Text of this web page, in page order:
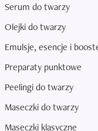
Serum do twarzy
Olejki do twarzy
Emulsje, esencje i
Preparaty punktowe
Peelingi do twarzy
Maseczki do twarzy
Maseczki klasyczne